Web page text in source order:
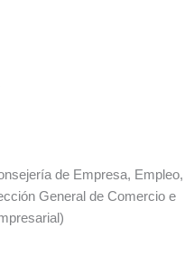
de Empresa, Empleo,
General de Comercio e